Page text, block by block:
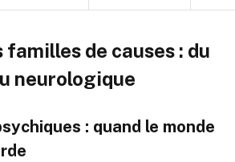
familles de causes : du
neurologique
: quand le monde